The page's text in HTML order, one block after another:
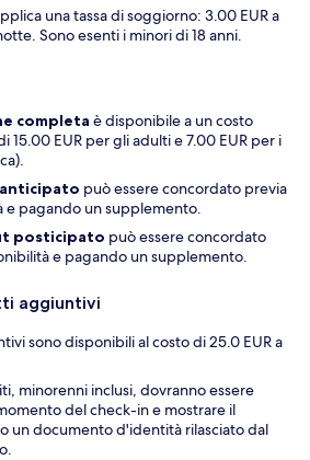
una tassa di soggiorno: 3.00 EUR a
Sono esenti i minori di 18 anni.
completa è disponibile a un costo
15.00 EUR per gli adulti e 7.00 EUR per i
può essere concordato previa
e pagando un supplemento.
posticipato può essere concordato
e pagando un supplemento.
aggiuntivi
sono disponibili al costo di 25.0 EUR a
minorenni inclusi, dovranno essere
del check-in e mostrare il
un documento d'identità rilasciato dal